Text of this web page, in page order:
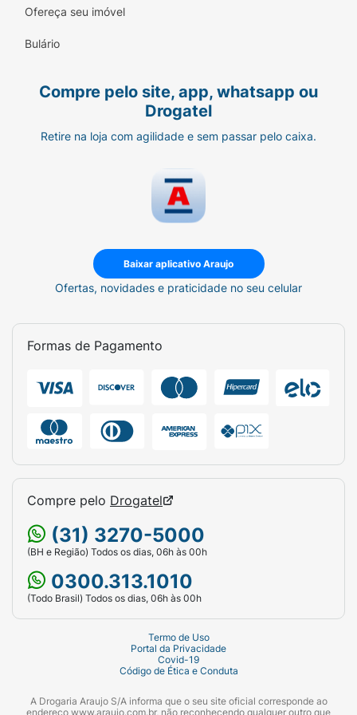
• Dermatologicamente recomendado
abundantemente com água. Caso ocorra
irritação ou sensibilidade, suspender o uso
imediatamente. Manter fora do alcance de
Aplicar sobre a pele molhada ou em uma
enxaguar bem.
Ofereça seu imóvel
Bulário
Compre pelo site, app, whatsapp ou
Drogatel
Retire na loja com agilidade e sem passar pelo caixa.
Baixar aplicativo Araujo
Ofertas, novidades e praticidade no seu celular
Formas de Pagamento
Compre pelo Drogatel
(31) 3270-5000
(BH e Região) Todos os dias, 06h às 00h
0300.313.1010
(Todo Brasil) Todos os dias, 06h às 00h
Termo de Uso
Portal da Privacidade
Covid-19
Código de Ética e Conduta
A Drogaria Araujo S/A informa que o seu site oficial corresponde ao
endereço www.araujo.com.br, não reconhecendo qualquer outro que